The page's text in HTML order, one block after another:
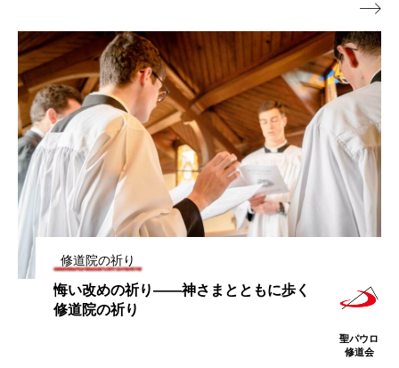
修道院の祈り
悔い改めの祈り――神さまとともに歩く
修道院の祈り
聖パウロ
修道会
